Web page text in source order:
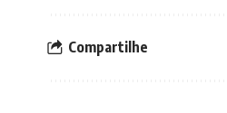
Compartilhe